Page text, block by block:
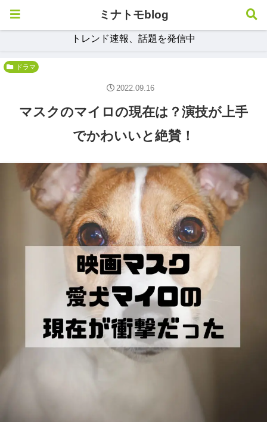
トレンド速報、話題を発信中
ドラマ
マスクのマイロの現在は？演技が上手
でかわいいと絶賛！
2022.09.16
ミナトモblog